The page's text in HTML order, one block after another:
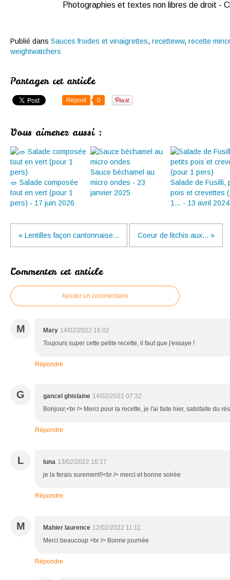
Photographies et textes non libres de droit -
Publié dans Sauces froides et vinaigrettes, recetteww, recette
weightwatchers
Partager cet article
Repost 0
Vous aimerez aussi :
🥗 Salade composée
tout en vert (pour 1
pers) - 17 juin 2026
Sauce béchamel au
micro ondes - 23
janvier 2025
Salade de Fusilli,
pois et crevettes
1... - 13 avril 2024
« Lentilles façon cantonnaise... Coeur de litchis aux... »
Commenter cet article
Ajouter un commentaire
M Mary 14/02/2022 16:02
Toujours super cette petite recette, il faut que j'essaye !
Répondre
G gancel ghislaine 14/02/2022 07:32
Bonjour,<br /> Merci pour la recette, je l'ai faite hier, satisfaite du
Répondre
L luna 13/02/2022 16:17
je la ferais surement!!<br /> merci et bonne soirée
Répondre
M Mahier laurence 12/02/2022 11:11
Merci beaucoup <br /> Bonne journée
Répondre